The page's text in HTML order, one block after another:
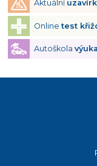
Aktuální
Onlinetest
Autoškola výuka